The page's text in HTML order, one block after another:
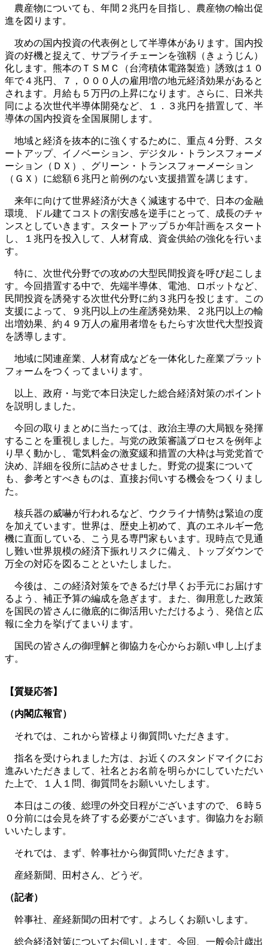
農産物についても、年間２兆円を目指し、農産物の輸出促
進を図ります。
攻めの国内投資の代表例として半導体があります。国内投
資の好機と捉えて、サプライチェーンを強靱（きょうじん）
化します。熊本のＴＳＭＣ（台湾積体電路製造）誘致は１０
年で４兆円、７，０００人の雇用増の地元経済効果があると
されます。月給も５万円の上昇になります。さらに、日米共
同による次世代半導体開発など、１．３兆円を措置して、半
導体の国内投資を全国展開します。
地域と経済を抜本的に強くするために、重点４分野、スタ
ートアップ、イノベーション、デジタル・トランスフォーメ
ーション（ＤＸ）、グリーン・トランスフォーメーション
（ＧＸ）に総額６兆円と前例のない支援措置を講じます。
来年に向けて世界経済が大きく減速する中で、日本の金融
環境、ドル建てコストの割安感を逆手にとって、成長のチャ
ンスとしていきます。スタートアップ５か年計画をスタート
し、１兆円を投入して、人材育成、資金供給の強化を行いま
す。
特に、次世代分野での攻めの大型民間投資を呼び起こしま
す。今回措置する中で、先端半導体、電池、ロボットなど、
民間投資を誘発する次世代分野に約３兆円を投じます。この
支援によって、９兆円以上の生産誘発効果、２兆円以上の輸
出増効果、約４９万人の雇用者増をもたらす次世代大型投資
を誘導します。
地域に関連産業、人材育成などを一体化した産業プラット
フォームをつくってまいります。
以上、政府・与党で本日決定した総合経済対策のポイント
を説明しました。
今回の取りまとめに当たっては、政治主導の大局観を発揮
することを重視しました。与党の政策審議プロセスを例年よ
り早く動かし、電気料金の激変緩和措置の大枠は与党党首で
決め、詳細を役所に詰めさせました。野党の提案について
も、参考とすべきものは、直接お伺いする機会をつくりまし
た。
核兵器の威嚇が行われるなど、ウクライナ情勢は緊迫の度
を加えています。世界は、歴史上初めて、真のエネルギー危
機に直面している、こう見る専門家もいます。現時点で見通
し難い世界規模の経済下振れリスクに備え、トップダウンで
万全の対応を図ることといたしました。
今後は、この経済対策をできるだけ早くお手元にお届けす
るよう、補正予算の編成を急ぎます。また、御用意した政策
を国民の皆さんに徹底的に御活用いただけるよう、発信と広
報に全力を挙げてまいります。
国民の皆さんの御理解と御協力を心からお願い申し上げま
す。
【質疑応答】
（内閣広報官）
それでは、これから皆様より御質問いただきます。
指名を受けられました方は、お近くのスタンドマイクにお
進みいただきまして、社名とお名前を明らかにしていただい
た上で、１人１問、御質問をお願いいたします。
本日はこの後、総理の外交日程がございますので、６時５
０分前には会見を終了する必要がございます。御協力をお願
いいたします。
それでは、まず、幹事社から御質問いただきます。
産経新聞、田村さん、どうぞ。
（記者）
幹事社、産経新聞の田村です。よろしくお願いします。
総合経済対策についてお伺いします。今回、一般会計歳出